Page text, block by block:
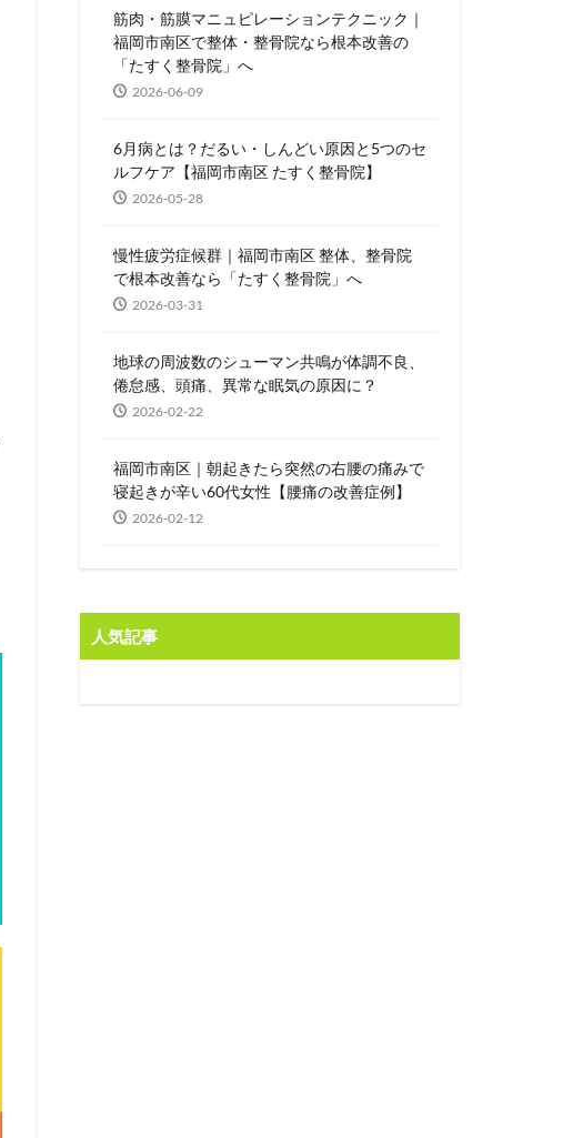
筋肉・筋膜マニュピレーションテクニック｜
福岡市南区で整体・整骨院なら根本改善の
「たすく整骨院」へ
2026-06-09
6月病とは？だるい・しんどい原因と5つのセ
ルフケア【福岡市南区 たすく整骨院】
2026-05-28
慢性疲労症候群｜福岡市南区 整体、整骨院
で根本改善なら「たすく整骨院」へ
2026-03-31
地球の周波数のシューマン共鳴が体調不良、
倦怠感、頭痛、異常な眠気の原因に？
2026-02-22
福岡市南区｜朝起きたら突然の右腰の痛みで
寝起きが辛い60代女性【腰痛の改善症例】
2026-02-12
人気記事